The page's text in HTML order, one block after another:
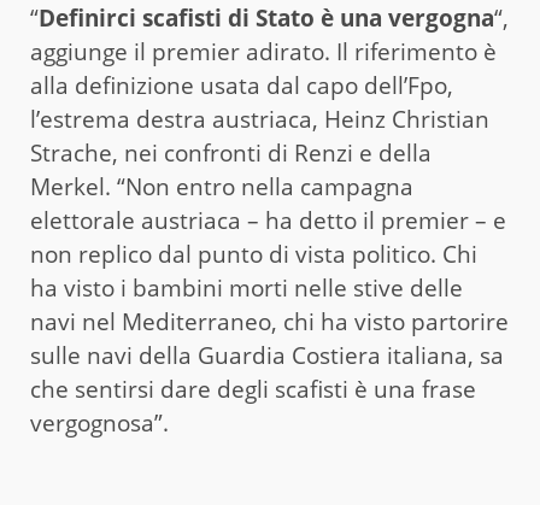
“Definirci scafisti di Stato è una vergogna“,
aggiunge il premier adirato. Il riferimento è
alla definizione usata dal capo dell’Fpo,
l’estrema destra austriaca, Heinz Christian
Strache, nei confronti di Renzi e della
Merkel. “Non entro nella campagna
elettorale austriaca – ha detto il premier – e
non replico dal punto di vista politico. Chi
ha visto i bambini morti nelle stive delle
navi nel Mediterraneo, chi ha visto partorire
sulle navi della Guardia Costiera italiana, sa
che sentirsi dare degli scafisti è una frase
vergognosa”.